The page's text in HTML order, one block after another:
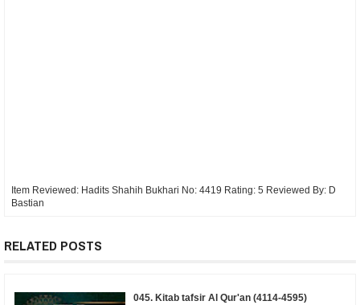
Item Reviewed: Hadits Shahih Bukhari No: 4419 Rating: 5 Reviewed By: D
Bastian
RELATED POSTS
045. Kitab tafsir Al Qur'an (4114-4595)